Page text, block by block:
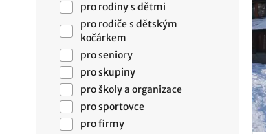
pro rodiny s dětmi
pro rodiče s dětským
kočárkem
pro seniory
pro skupiny
pro školy a organizace
pro sportovce
pro firmy